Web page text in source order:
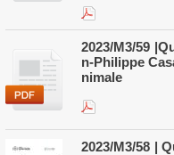
2023/M3/59
n-Philippe
nimale
2023/M3/58 |